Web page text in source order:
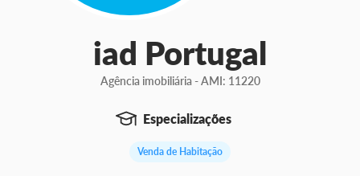
iad Portugal
Agência imobiliária - AMI: 11220
Especializações
Venda de Habitação